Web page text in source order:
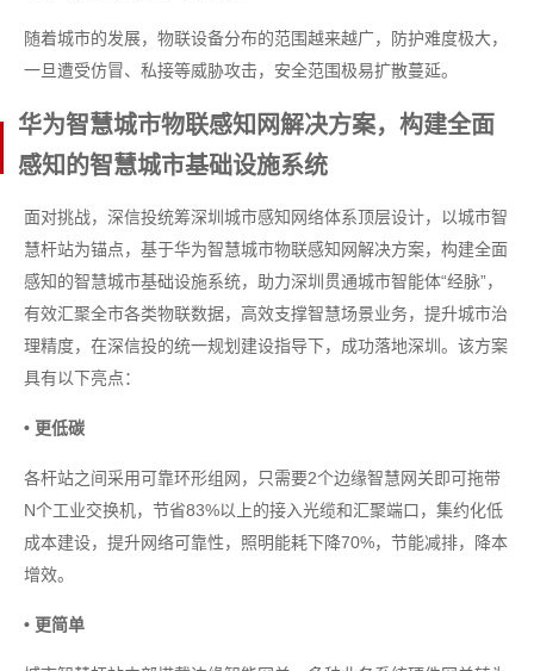
随着城市的发展，物联设备分布的范围越来越广，防护难度极大，
一旦遭受仿冒、私接等威胁攻击，安全范围极易扩散蔓延。
华为智慧城市物联感知网解决方案，构建全面
感知的智慧城市基础设施系统
面对挑战，深信投统筹深圳城市感知网络体系顶层设计，以城市智
慧杆站为锚点，基于华为智慧城市物联感知网解决方案，构建全面
感知的智慧城市基础设施系统，助力深圳贯通城市智能体“经脉”，
有效汇聚全市各类物联数据，高效支撑智慧场景业务，提升城市治
理精度，在深信投的统一规划建设指导下，成功落地深圳。该方案
具有以下亮点：
• 更低碳
各杆站之间采用可靠环形组网，只需要2个边缘智慧网关即可拖带
N个工业交换机，节省83%以上的接入光缆和汇聚端口，集约化低
成本建设，提升网络可靠性，照明能耗下降70%，节能减排，降本
增效。
• 更简单